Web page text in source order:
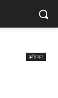
पर्वतजन